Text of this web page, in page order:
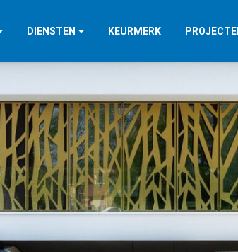
DIENSTEN KEURMERK